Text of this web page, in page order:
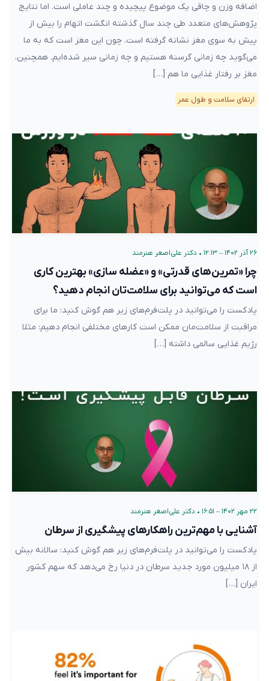
اضافه وزن و چاقی یک موضوع پیچیده و چند عاملی است. اما نتایج
پژوهش‌های متعدد طی چند سال گذشته انگشت اتهام را بیش از
پیش به سوی مغز نشانه گرفته است. چون این مغز است که به ما
می‌گوید چه زمانی گرسنه هستیم و چه زمانی سیر شده‌ایم. همچنین،
مغز بر رفتار غذایی ما هم […]
ارتقای سلامت و طول عمر
۲۶ آذر ۱۴۰۲ – ۱۲:۱۳ • دکتر علی‌اصغر هنرمند
چرا «تمرین‌های قدرتی» و «عضله سازی» بهترین کاری
است که می‌توانید برای سلامت‌تان انجام دهید؟
پادکست را می‌توانید در پلت‌فرم‌های زیر هم گوش کنید: ما برای
مراقبت از سلامت‌مان ممکن است کارهای مختلفی انجام دهیم: مثلا
رژیم غذایی سالمی داشته […]
۲۲ مهر ۱۴۰۲ – ۱۶:۵۱ • دکتر علی‌اصغر هنرمند
آشنایی با مهم‌ترین راهکارهای پیشگیری از سرطان
پادکست را می‌توانید در پلت‌فرم‌های زیر هم گوش کنید: سالانه بیش
از ۱۸ میلیون مورد جدید سرطان در دنیا رخ می‌دهد که سهم کشور
ایران […]